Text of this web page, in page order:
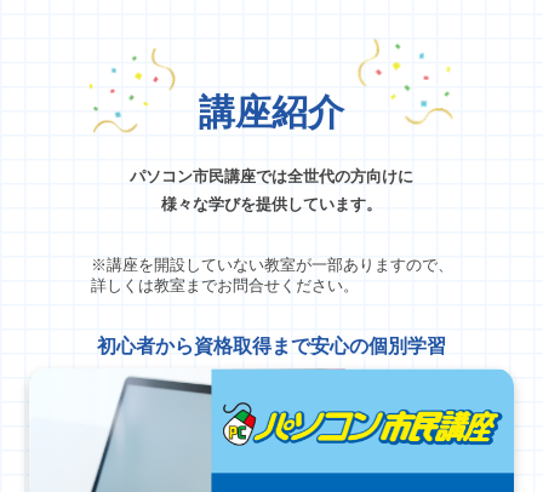
講座紹介
パソコン市民講座では全世代の方向けに
様々な学びを提供しています。
※講座を開設していない教室が一部ありますので、
詳しくは教室までお問合せください。
初心者から資格取得まで安心の個別学習